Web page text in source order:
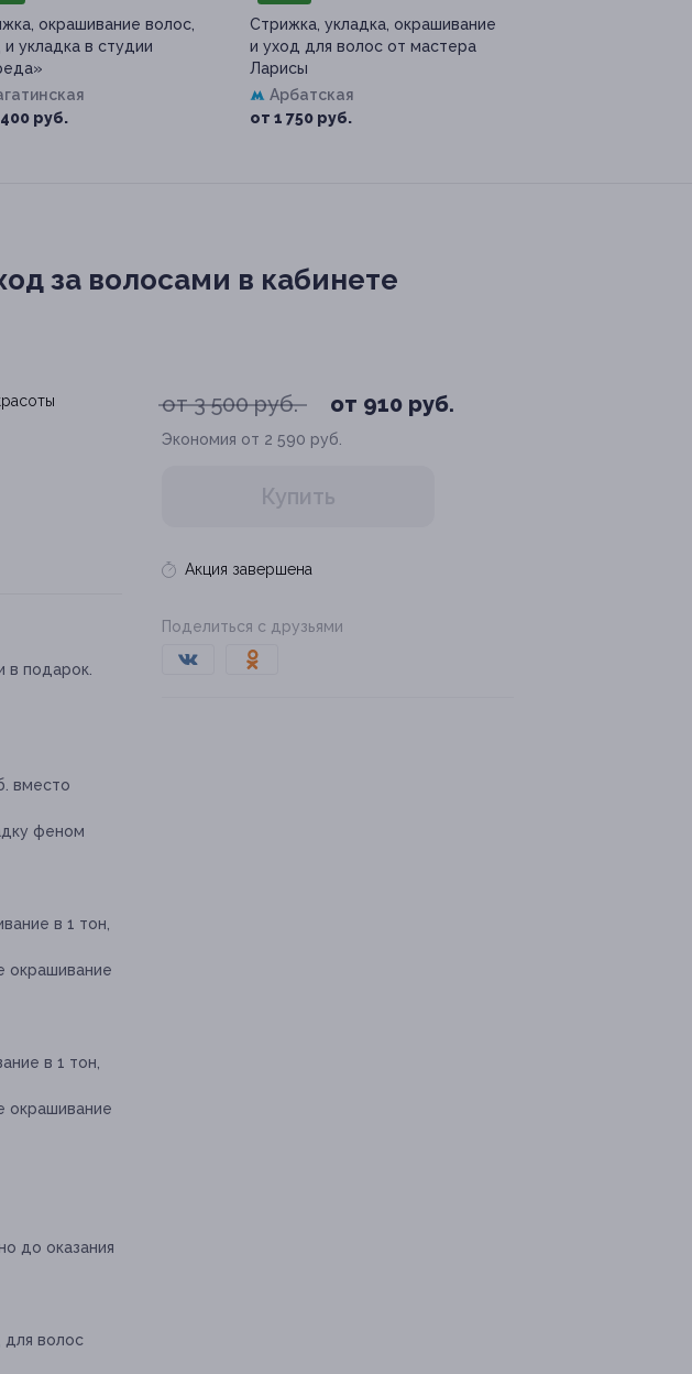
окрашивание волос,
и укладка в студии
руб.
Стрижка, укладка, окрашивание
и уход для волос от мастера
Ларисы
Арбатская
от 1 750 руб.
за волосами в кабинете
от 3 500 руб. от 910 руб.
Экономия от 2 590 руб.
Купить
Акция завершена
Поделиться с друзьями
в подарок.
вместо
феном
в 1 тон,
окрашивание
в 1 тон,
окрашивание
до оказания
для волос